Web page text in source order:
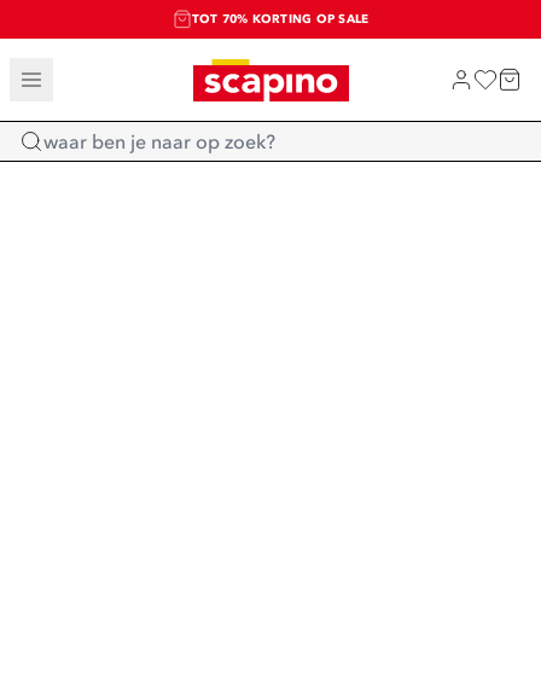
TOT 70% KORTING OP SALE
SALE: LAATSTE KANS!
SHOP NIEUW
Home